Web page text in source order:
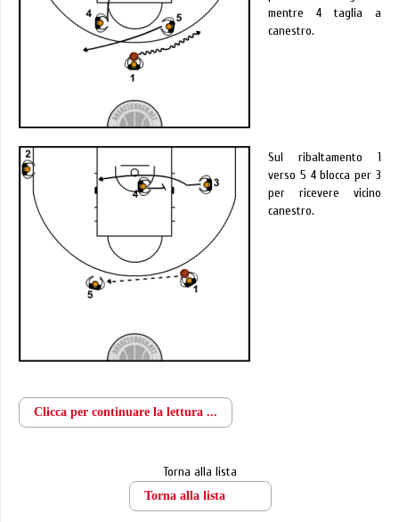
mentre 4 taglia a
canestro.
Sul ribaltamento 1
verso 5 4 blocca per 3
per ricevere vicino
canestro.
Clicca per continuare la lettura ...
Torna alla lista
Torna alla lista